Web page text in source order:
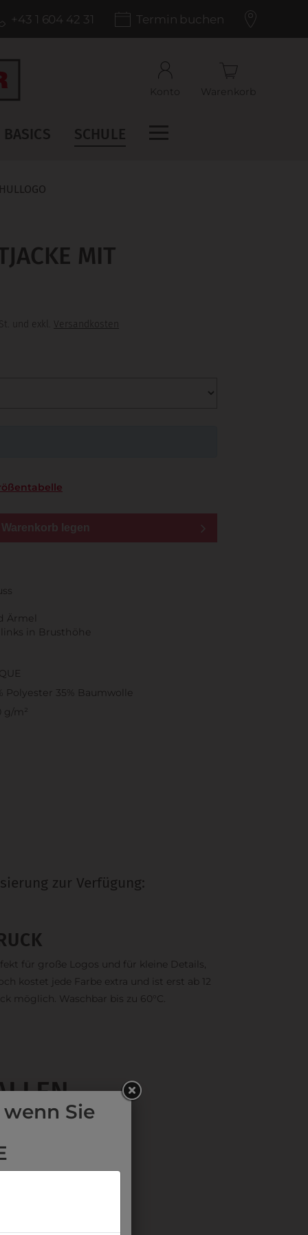
+43 1 604 42 31 Termin buchen
Konto
Warenkorb
BASICS SCHULE
MIT
und exkl. Versandkosten
Warenkorb legen
Ärmel
in Brusthöhe
Polyester 35% Baumwolle
g/m²
zur Verfügung:
für große Logos und für kleine Details,
kostet jede Farbe extra und ist erst ab 12
möglich. Waschbar bis zu 60°C.
Sie
Termin buchenüber